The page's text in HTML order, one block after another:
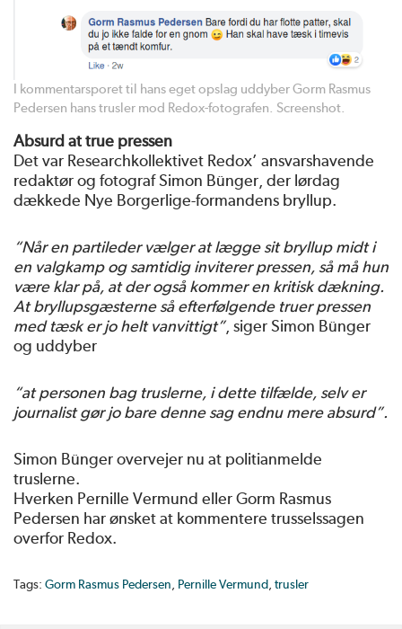
I kommentarsporet til hans eget opslag uddyber Gorm Rasmus
Pedersen hans trusler mod Redox-fotografen. Screenshot.
Absurd at true pressen
Det var Researchkollektivet Redox’ ansvarshavende
redaktør og fotograf Simon Bünger, der lørdag
dækkede Nye Borgerlige-formandens bryllup.
“Når en partileder vælger at lægge sit bryllup midt i
en valgkamp og samtidig inviterer pressen, så må hun
være klar på, at der også kommer en kritisk dækning.
At bryllupsgæsterne så efterfølgende truer pressen
med tæsk er jo helt vanvittigt”, siger Simon Bünger
og uddyber
“at personen bag truslerne, i dette tilfælde, selv er
journalist gør jo bare denne sag endnu mere absurd”.
Simon Bünger overvejer nu at politianmelde
truslerne.
Hverken Pernille Vermund eller Gorm Rasmus
Pedersen har ønsket at kommentere trusselssagen
overfor Redox.
Tags: Gorm Rasmus Pedersen Pernille Vermund trusler